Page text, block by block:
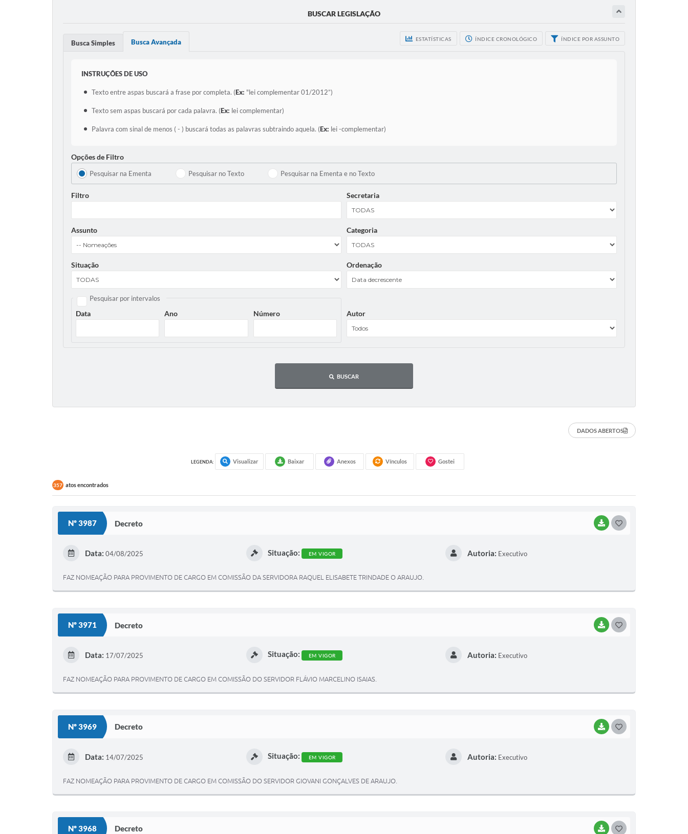
BUSCAR LEGISLAÇÃO
ESTATÍSTICAS ÍNDICE CRONOLÓGICO ÍNDICE POR ASSUNTO
Busca Simples Busca Avançada
INSTRUÇÕES DE USO
Texto entre aspas buscará a frase por completa. (Ex: "lei complementar 01/2012”)
Texto sem aspas buscará por cada palavra. (Ex: lei complementar)
Palavra com sinal de menos ( - ) buscará todas as palavras subtraindo aquela. (Ex: lei -complementar)
Opções de Filtro
Pesquisar na Ementa Pesquisar no Texto Pesquisar na Ementa e no Texto
Filtro Secretaria
Assunto Categoria
Situação Ordenação
Pesquisar por intervalos
Data Ano Número Autor
BUSCAR
DADOS ABERTOS
LEGENDA: Visualizar Baixar Anexos Vínculos Gostei
357 atos encontrados
Nº 3987 Decreto BAIXAR
Data: 04/08/2025 Situação: EM VIGOR Autoria: Executivo
FAZ NOMEAÇÃO PARA PROVIMENTO DE CARGO EM COMISSÃO DA SERVIDORA RAQUEL ELISABETE TRINDADE O ARAUJO.
Nº 3971 Decreto BAIXAR
Data: 17/07/2025 Situação: EM VIGOR Autoria: Executivo
FAZ NOMEAÇÃO PARA PROVIMENTO DE CARGO EM COMISSÃO DO SERVIDOR FLÁVIO MARCELINO ISAIAS.
Nº 3969 Decreto BAIXAR
Data: 14/07/2025 Situação: EM VIGOR Autoria: Executivo
FAZ NOMEAÇÃO PARA PROVIMENTO DE CARGO EM COMISSÃO DO SERVIDOR GIOVANI GONÇALVES DE ARAUJO.
Nº 3968 Decreto BAIXAR